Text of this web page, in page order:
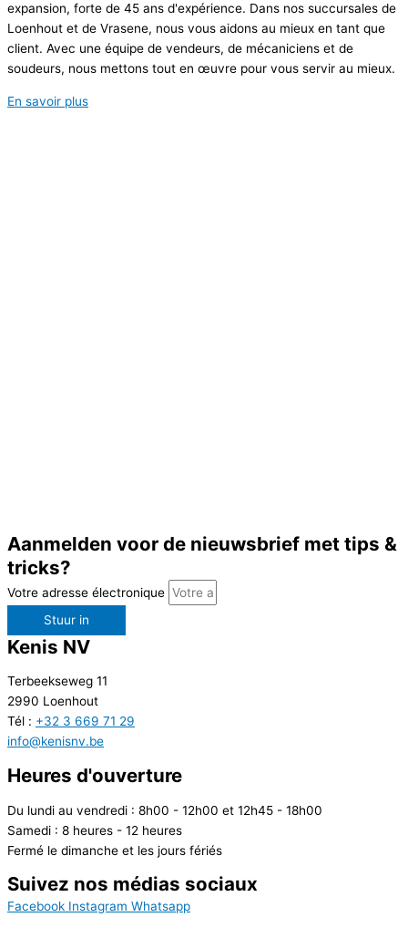
expansion, forte de 45 ans d'expérience. Dans nos succursales de
Loenhout et de Vrasene, nous vous aidons au mieux en tant que
client. Avec une équipe de vendeurs, de mécaniciens et de
soudeurs, nous mettons tout en œuvre pour vous servir au mieux.
En savoir plus
Aanmelden voor de nieuwsbrief met tips &
tricks?
Votre adresse électronique
Stuur in
Kenis NV
Terbeekseweg 11
2990 Loenhout
Tél : +32 3 669 71 29
info@kenisnv.be
Heures d'ouverture
Du lundi au vendredi : 8h00 - 12h00 et 12h45 - 18h00
Samedi : 8 heures - 12 heures
Fermé le dimanche et les jours fériés
Suivez nos médias sociaux
Facebook Instagram Whatsapp